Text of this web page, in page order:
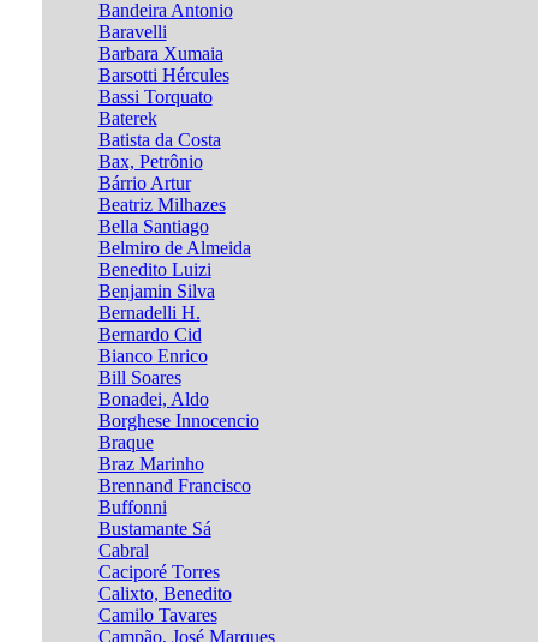
Bandeira Antonio
Baravelli
Barbara Xumaia
Barsotti Hércules
Bassi Torquato
Baterek
Batista da Costa
Bax, Petrônio
Bárrio Artur
Beatriz Milhazes
Bella Santiago
Belmiro de Almeida
Benedito Luizi
Benjamin Silva
Bernadelli H.
Bernardo Cid
Bianco Enrico
Bill Soares
Bonadei, Aldo
Borghese Innocencio
Braque
Braz Marinho
Brennand Francisco
Buffonni
Bustamante Sá
Cabral
Caciporé Torres
Calixto, Benedito
Camilo Tavares
Campão, José Marques